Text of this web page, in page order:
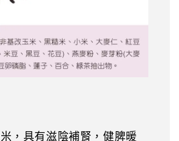
，具有滋陰補腎，健脾暖